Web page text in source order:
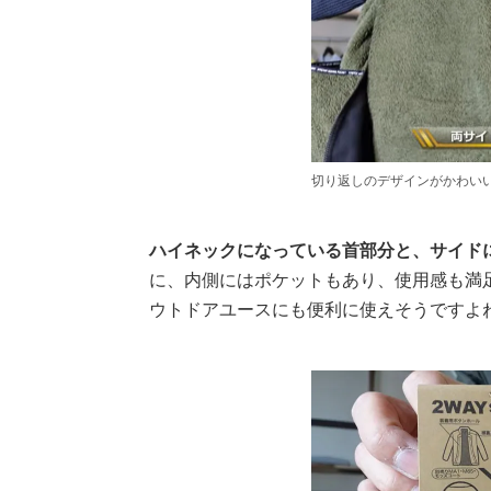
切り返しのデザインがかわい
ハイネックになっている首部分と、サイ
に、内側にはポケットもあり、使用感も
ウトドアユースにも便利に使えそうですよ